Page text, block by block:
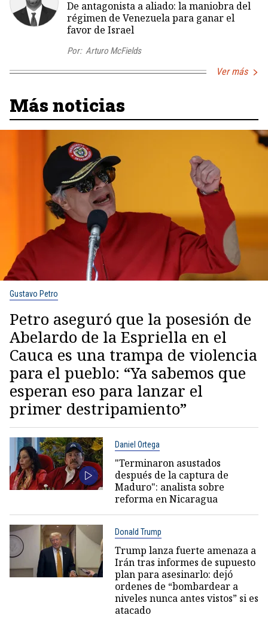
De antagonista a aliado: la maniobra del
régimen de Venezuela para ganar el
favor de Israel
Por: Arturo McFields
Ver más
Más noticias
Gustavo Petro
Petro aseguró que la posesión de
Abelardo de la Espriella en el
Cauca es una trampa de violencia
para el pueblo: “Ya sabemos que
esperan eso para lanzar el
primer destripamiento”
Daniel Ortega
"Terminaron asustados
después de la captura de
Maduro": analista sobre
reforma en Nicaragua
Donald Trump
Trump lanza fuerte amenaza a
Irán tras informes de supuesto
plan para asesinarlo: dejó
ordenes de “bombardear a
niveles nunca antes vistos” si es
atacado